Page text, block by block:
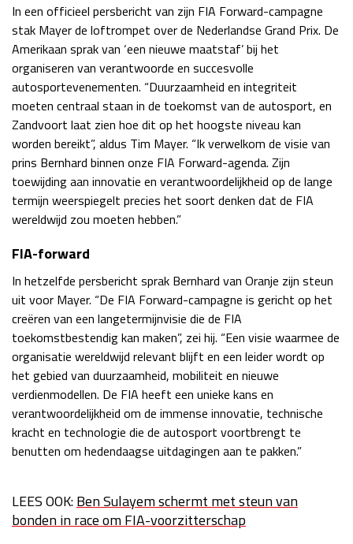
Kwalificatie
za 05:00 - 06:00
Race
zo 05:00 - 07:00
GP QATAR 2026 27 - 29 nov
Kwalificatie
Kwalificatie
za 15:00 - 16:00
Race
zo 14:00 - 16:00
In een officieel persbericht van zijn FIA Forward-campagne
stak Mayer de loftrompet over de Nederlandse Grand Prix. De
Amerikaan sprak van ‘een nieuwe maatstaf’ bij het
organiseren van verantwoorde en succesvolle
autosportevenementen. “Duurzaamheid en integriteit
moeten centraal staan in de toekomst van de autosport, en
Zandvoort laat zien hoe dit op het hoogste niveau kan
worden bereikt”, aldus Tim Mayer. “Ik verwelkom de visie van
prins Bernhard binnen onze FIA Forward-agenda. Zijn
toewijding aan innovatie en verantwoordelijkheid op de lange
termijn weerspiegelt precies het soort denken dat de FIA
wereldwijd zou moeten hebben.”
FIA-forward
In hetzelfde persbericht sprak Bernhard van Oranje zijn steun
uit voor Mayer. “De FIA Forward-campagne is gericht op het
creëren van een langetermijnvisie die de FIA
toekomstbestendig kan maken”, zei hij. “Een visie waarmee de
organisatie wereldwijd relevant blijft en een leider wordt op
het gebied van duurzaamheid, mobiliteit en nieuwe
verdienmodellen. De FIA heeft een unieke kans en
verantwoordelijkheid om de immense innovatie, technische
kracht en technologie die de autosport voortbrengt te
benutten om hedendaagse uitdagingen aan te pakken.”
LEES OOK:Ben Sulayem schermt met steun van
bonden in race om FIA-voorzitterschap